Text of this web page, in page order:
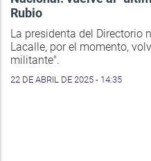
Rubio
La presidenta del Directorio
Lacalle, por el momento,
militante".
22 DE ABRIL DE 2025 - 14:35